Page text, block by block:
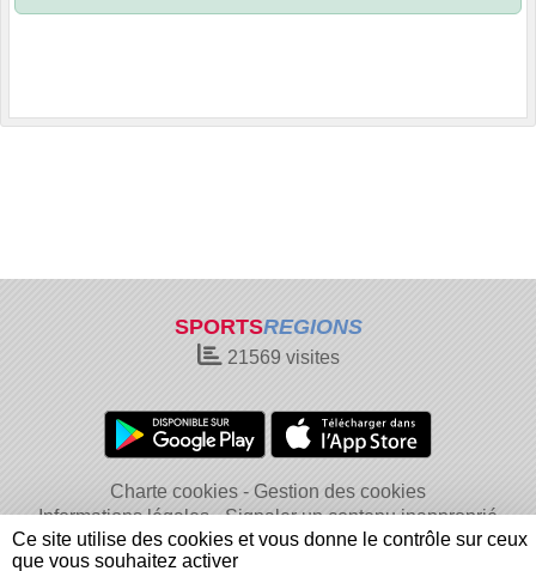
SPORTSREGIONS
21569 visites
Charte cookies
Gestion des cookies
Informations légales
Signaler un contenu inapproprié
Ce site utilise des cookies et vous donne le contrôle sur ceux
que vous souhaitez activer